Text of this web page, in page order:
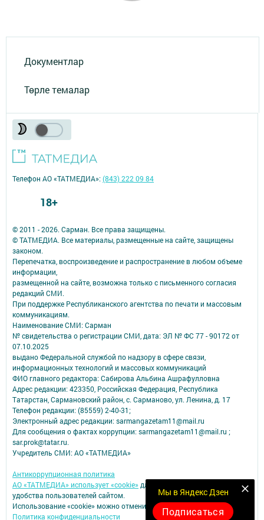
Документлар
Төрле темалар
Мы в Яндекс Дзен
Подписаться
© 2011 - 2026. Сарман. Все права защищены.
© ТАТМЕДИА. Все материалы, размещенные на сайте, защищены
законом.
Перепечатка, воспроизведение и распространение в любом объеме
информации,
размещенной на сайте, возможна только с письменного согласия
редакций СМИ.
При поддержке Республиканского агентства по печати и массовым
коммуникациям.
Наименование СМИ: Сарман
№ свидетельства о регистрации СМИ, дата: ЭЛ № ФС 77 - 90172 от
07.10.2025
выдано Федеральной службой по надзору в сфере связи,
информационных технологий и массовых коммуникаций
ФИО главного редактора: Сабирова Альбина Ашрафулловна
Адрес редакции: 423350, Российская Федерация, Республика
Татарстан, Сармановский район, с. Сарманово, ул. Ленина, д. 17
Телефон редакции: (85559) 2-40-31;
Электронный адрес редакции: sarmangazetam11@mail.ru
Для сообщения о фактах коррупции: sarmangazetam11@mail.ru ;
sar.prok@tatar.ru.
Учредитель СМИ: АО «ТАТМЕДИА»
Антикоррупционная политика
АО «ТАТМЕДИА» использует «cookie» для персонализации сервисов и
удобства пользователей сайтом.
Использование «cookie» можно отменить в настройках браузера.
Политика конфиденциальности
Телефон АО «ТАТМЕДИА»:(843) 222 09 84
18+